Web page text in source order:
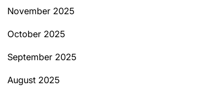
November 2025
October 2025
September 2025
August 2025